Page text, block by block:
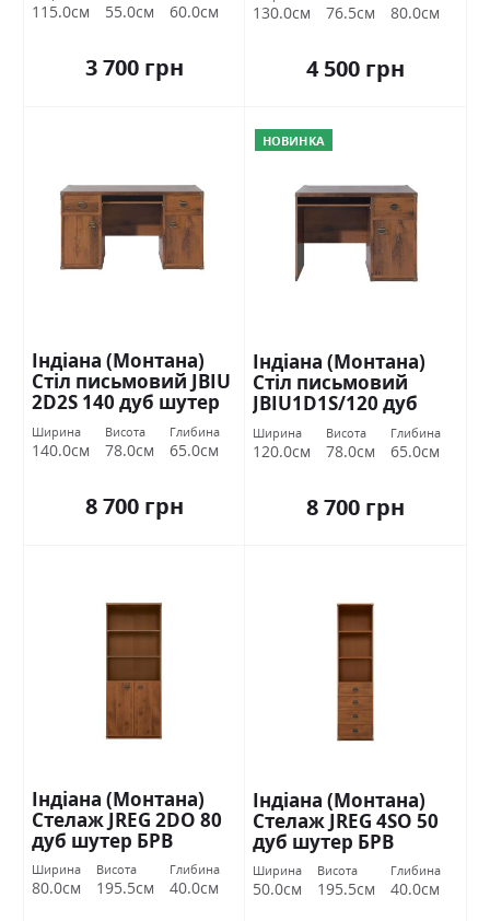
115.0см 55.0см 60.0см
3 700 грн
130.0см 76.5см 80.0см
4 500 грн
Індіана (Монтана)
Стіл письмовий JBIU
2D2S 140 дуб шутер
БРВ Україна
Ширина
140.0см
Висота
78.0см
Глибина
65.0см
8 700 грн
НОВИНКА
Індіана (Монтана)
Стіл письмовий
JBIU1D1S/120 дуб
шутер БРВ Україна
Ширина
120.0см
Висота
78.0см
Глибина
65.0см
8 700 грн
Індіана (Монтана)
Стелаж JREG 2DO 80
дуб шутер БРВ
Україна
Ширина
80.0см
Висота
195.5см
Глибина
40.0см
Індіана (Монтана)
Стелаж JREG 4SO 50
дуб шутер БРВ
Україна
Ширина
50.0см
Висота
195.5см
Глибина
40.0см